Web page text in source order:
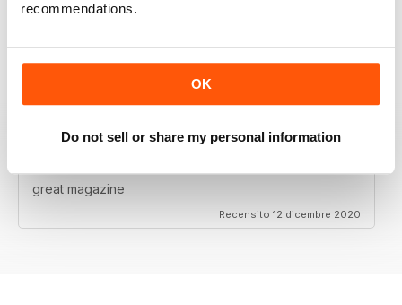
recommendations.
OK
Do not sell or share my personal information
Good range of articles on model railway layouts,
Recensito 26 gennaio 2021
great magazine
Recensito 12 dicembre 2020